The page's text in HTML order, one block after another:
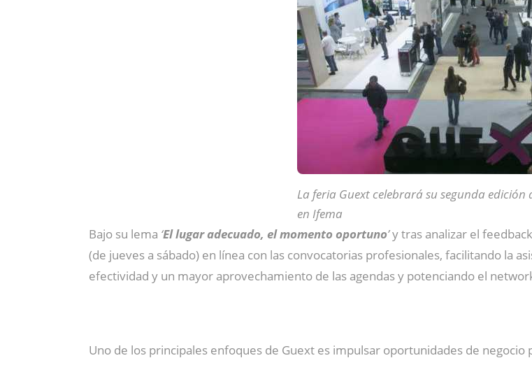
La feria Guext celebrará su segunda edición
en Ifema
Bajo su lema ‘El lugar adecuado, el momento oportuno’y tras analizar el
(de jueves a sábado) en línea con las convocatorias profesionales, facilitando la
efectividad y un mayor aprovechamiento de las agendas y potenciando el
Uno de los principales enfoques de Guext es impulsar oportunidades de